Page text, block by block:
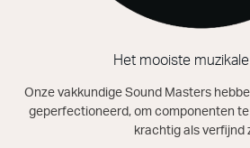
Het mooiste
Onze vakkundige Sound Masters
geperfectioneerd, om componenten te
krachtig als verfijnd